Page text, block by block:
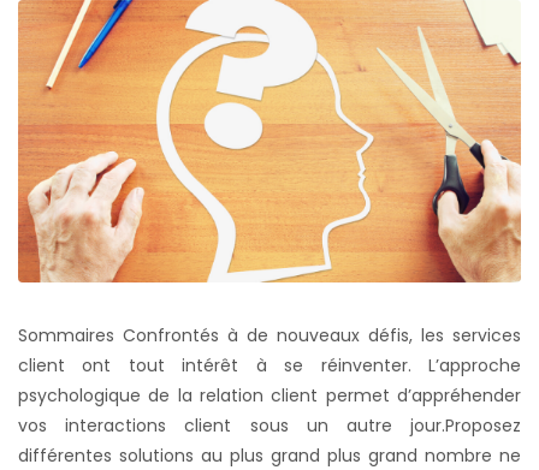
Sommaires Confrontés à de nouveaux défis, les services
client ont tout intérêt à se réinventer. L’approche
psychologique de la relation client permet d’appréhender
vos interactions client sous un autre jour.Proposez
différentes solutions au plus grand plus grand nombre ne